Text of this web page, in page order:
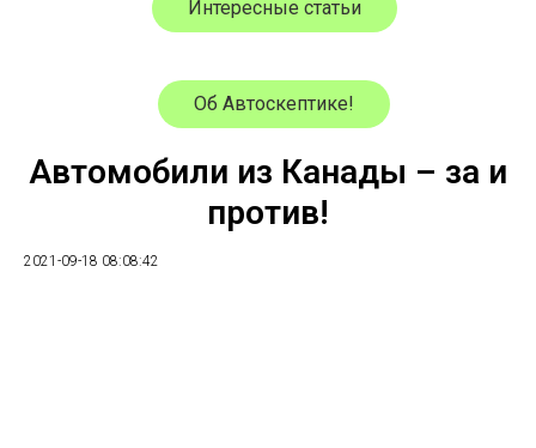
Интересные статьи
Об Автоскептике!
Автомобили из Канады – за и
против!
2021-09-18 08:08:42